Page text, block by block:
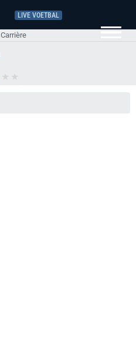
LIVE VOETBAL
Carrière